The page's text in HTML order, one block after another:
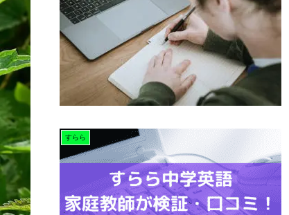
すらら